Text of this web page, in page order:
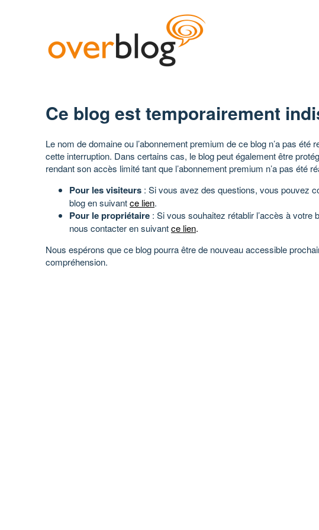
Ce blog est temporairement
Le nom de domaine ou l’abonnement premium de ce blog n’a pas été
cette interruption. Dans certains cas, le blog peut également être
rendant son accès limité tant que l’abonnement premium n’a pas été
Pour les visiteurs : Si vous avez des questions, vous pouvez
blog en suivantce lien.
Pour le propriétaire : Si vous souhaitez rétablir l’accès à votre
nous contacter en suivantce lien.
Nous espérons que ce blog pourra être de nouveau accessible
compréhension.